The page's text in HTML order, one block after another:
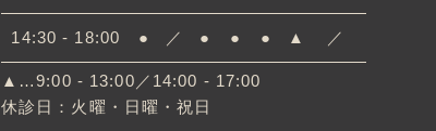
14:30 - 18:00 ● ／ ● ● ● ▲ ／
▲…9:00 - 13:00／14:00 - 17:00
休診日：火曜・日曜・祝日